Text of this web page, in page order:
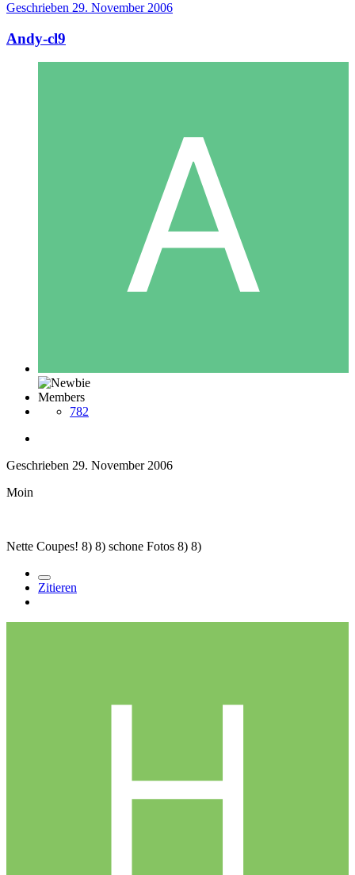
Geschrieben 29. November 2006
Andy-cl9
Members
782
Geschrieben 29. November 2006
Moin
Nette Coupes! 8) 8) schone Fotos 8) 8)
Zitieren